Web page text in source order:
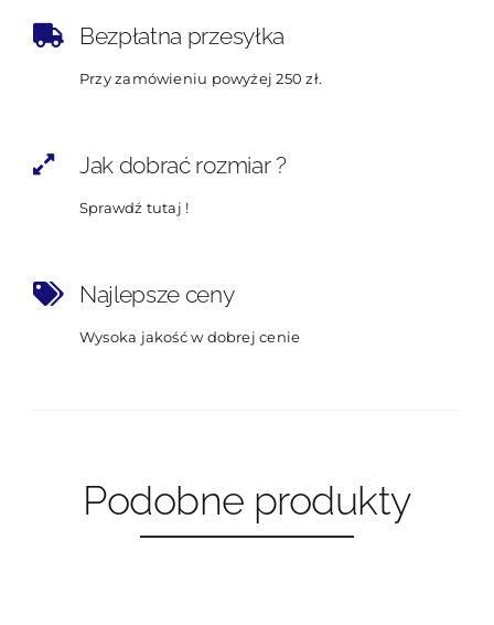
Bezpłatna przesyłka
Przy zamówieniu powyżej 250 zł.
Jak dobrać rozmiar ?
Sprawdź tutaj !
Najlepsze ceny
Wysoka jakość w dobrej cenie
Podobne produkty